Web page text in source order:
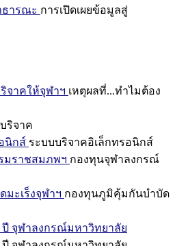
ธารณะ การเปิดเผยข้อมูลสู่
จาคให้จุฬาฯ เหตุผลที่...ทำไมต้อง
ริจาค
นิกส์ ระบบบริจาคอิเล็กทรอนิกส์
มราชสมภพฯ กองทุนจุฬาลงกรณ์
ะเร็งจุฬาฯ กองทุนภูมิคุ้มกันบำบัด
ปี จุฬาลงกรณ์มหาวิทยาลัย